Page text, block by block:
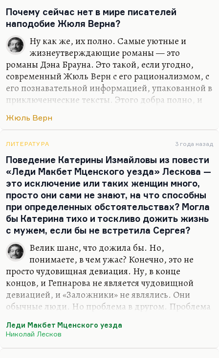
Почему сейчас нет в мире писателей
наподобие Жюля Верна?
Ну как же, их полно. Самые уютные и
жизнеутверждающие романы — это
романы Дэна Брауна. Это такой, если угодно,
современный Жюль Верн с его рационализмом, с
его познавательной информацией, упакованной в
приключенческие тексты. Этого добра полно, и
очень много. Самый прямой продолжатель Жюль
Шклярский, автор цикла о Томеке. Очень много
всего жюльверновского в романе Томаса Пинчона
«Against the Day», пафоса жюльверновского
такого, освоения мира. Кстати, и в «V» довольно
много, парадоксально.
Вот это интересная мысль: как Жюль Верн
преломлен у Томаса Пинчона в «V». Я думаю,
пинчоноиты могли бы много об…
Жюль Верн
ЛИТЕРАТУРА 3 года назад
Поведение Катерины Измайловы из повести
«Леди Макбет Мценского уезда» Лескова —
это исключение или таких женщин много,
просто они сами не знают, на что способны
при определенных обстоятельствах? Могла
бы Катерина тихо и тоскливо дожить жизнь
с мужем, если бы не встретила Сергея?
Велик шанс, что дожила бы. Но,
понимаете, в чем ужас? Конечно, это не
просто чудовищная девиация. Ну, в конце
концов, и Гепнарова не является чудовищной
девиацией, и «Заложники» не являлись. Они
обычные люди. Но проблема в другом. Проблема
человеке, и особенно в русской женщине,
Леди Макбет Мценского уезда
Николай Лесков